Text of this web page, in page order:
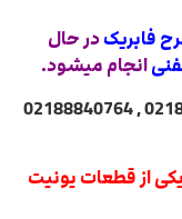
در حال
انجام میشود.
تلفن تماس : 02188349357 , 02188322485 , 02188840764
یکی از قطعات یونیت